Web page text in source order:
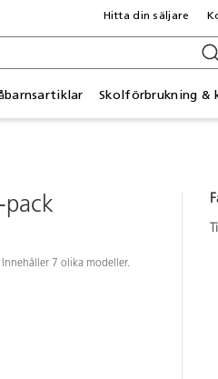
Skolförbrukning &
Hitta din säljare
pack
7 olika modeller.